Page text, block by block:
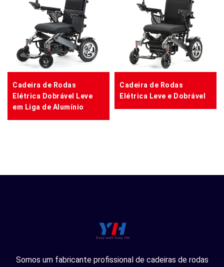
Cadeira de Rodas
Elétrica Dobrável Leve
em Liga de Alumínio
Cadeira de Rodas
Elétrica Leve e Dobrável
Somos um fabricante profissional de cadeiras de rodas